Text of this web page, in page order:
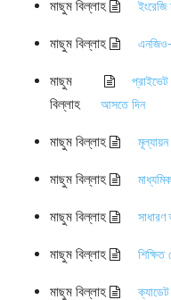
মাছুম বিল্লাহ
মাছুম বিল্লাহ
মাছুম
বিল্লাহ
প্রাইভেট
আসতে দিন
মাছুম বিল্লাহ মূল্যায়ন
মাছুম বিল্লাহ
মাছুম বিল্লাহ সাধারণ
মাছুম বিল্লাহ শিক্ষিত
মাছুম বিল্লাহ